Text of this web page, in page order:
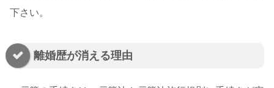
下さい。
離婚歴が消える理由